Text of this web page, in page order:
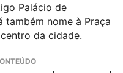
Palácio de
também nome à Praça
da cidade.